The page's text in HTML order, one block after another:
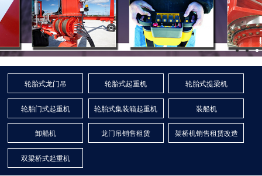
轮胎式龙门吊 轮胎式起重机 轮胎式提梁机
轮胎门式起重机 轮胎式集装箱起重机 装船机
卸船机 龙门吊销售租赁 架桥机销售租赁改造
双梁桥式起重机